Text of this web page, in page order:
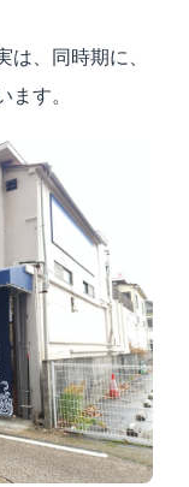
は、同時期に、
ます。